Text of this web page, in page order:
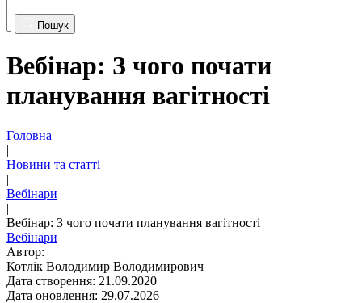
Пошук
Вебінар: З чого почати
планування вагітності
Головна
|
Новини та статті
|
Вебінари
|
Вебінар: З чого почати планування вагітності
Вебінари
Автор:
Котлік Володимир Володимирович
Дата створення: 21.09.2020
Дата оновлення: 29.07.2026